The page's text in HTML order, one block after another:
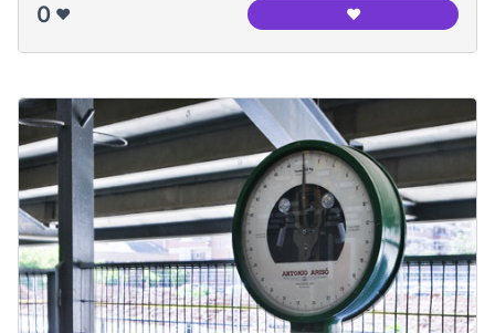
0 ❤️ ❤️Canodróm